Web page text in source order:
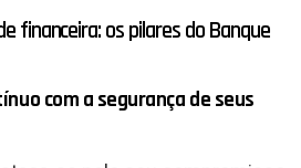
financeira: os pilares do Banque
com a segurança de seus